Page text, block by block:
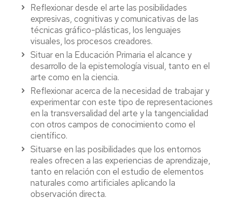
Reflexionar desde el arte las posibilidades
expresivas, cognitivas y comunicativas de las
técnicas gráfico-plásticas, los lenguajes
visuales, los procesos creadores.
Situar en la Educación Primaria el alcance y
desarrollo de la epistemología visual, tanto en el
arte como en la ciencia.
Reflexionar acerca de la necesidad de trabajar y
experimentar con este tipo de representaciones
en la transversalidad del arte y la tangencialidad
con otros campos de conocimiento como el
científico.
Situarse en las posibilidades que los entornos
reales ofrecen a las experiencias de aprendizaje,
tanto en relación con el estudio de elementos
naturales como artificiales aplicando la
observación directa.